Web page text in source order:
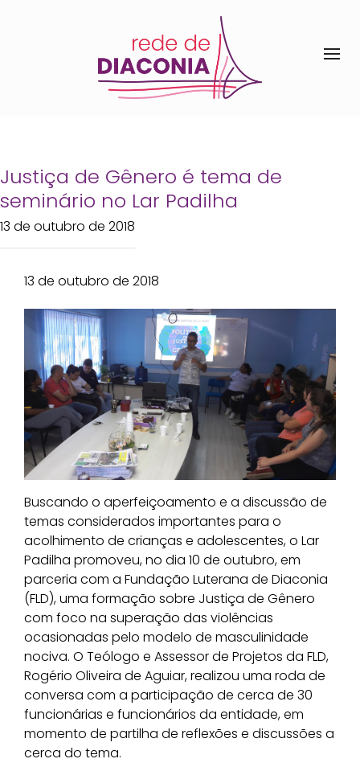
Justiça de Gênero é tema de
seminário no Lar Padilha
13 de outubro de 2018
13 de outubro de 2018
Buscando o aperfeiçoamento e a discussão de
temas considerados importantes para o
acolhimento de crianças e adolescentes, o Lar
Padilha promoveu, no dia 10 de outubro, em
parceria com a Fundação Luterana de Diaconia
(FLD), uma formação sobre Justiça de Gênero
com foco na superação das violências
ocasionadas pelo modelo de masculinidade
nociva. O Teólogo e Assessor de Projetos da FLD,
Rogério Oliveira de Aguiar, realizou uma roda de
conversa com a participação de cerca de 30
funcionárias e funcionários da entidade, em
momento de partilha de reflexões e discussões a
cerca do tema.